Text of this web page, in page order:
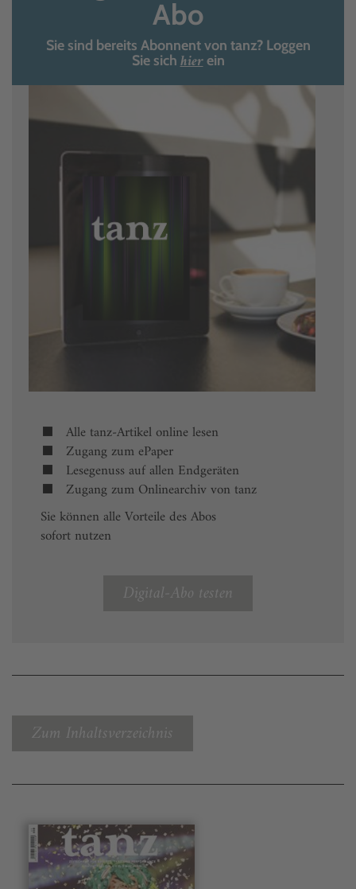
Abo
Sie sind bereits Abonnent von tanz? Loggen
Sie sich hierein
Alle tanz-Artikel online lesen
Zugang zum ePaper
Lesegenuss auf allen Endgeräten
Zugang zum Onlinearchiv von tanz
Sie können alle Vorteile des Abos
sofort nutzen
Digital-Abo testen
Zum Inhaltsverzeichnis